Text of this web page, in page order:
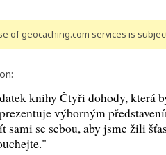
of geocaching.com services is
knihy Čtyři dohody, která
výborným
sami se sebou, aby jsme žili